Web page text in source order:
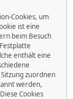
Cookies, um
ist eine
beim Besuch
enthält eine
zuordnen
werden,
Cookies